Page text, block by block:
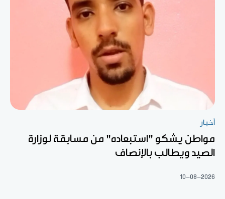
أخبار
مواطن يشكو "استبعاده" من مسابقة لوزارة
الصيد ويطالب بالإنصاف
10-08-2026